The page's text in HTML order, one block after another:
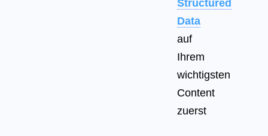
Structured
Data
auf
Ihrem
wichtigsten
Content
zuerst